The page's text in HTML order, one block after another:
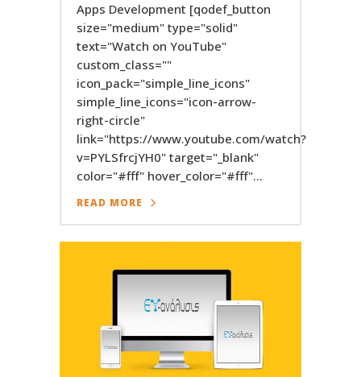
Apps Development [qodef_button
size="medium" type="solid"
text="Watch on YouTube"
custom_class=""
icon_pack="simple_line_icons"
simple_line_icons="icon-arrow-
right-circle"
link="https://www.youtube.com/watch?
v=PYLSfrcjYH0" target="_blank"
color="#fff" hover_color="#fff"...
READ MORE